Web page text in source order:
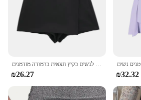
צעיף מיני חצאית שחורה נשים נשים חצאית אסימטרי לנשים בגזרה אסימטרי לנשים בקיץ חצאית ברמודה מזדמנים
₪26.27 ₪32.32